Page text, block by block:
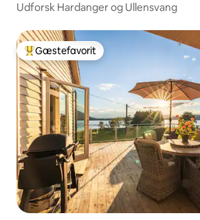
Udforsk Hardanger og Ullensvang
Bedste gæstefavorit
Gæstefavorit